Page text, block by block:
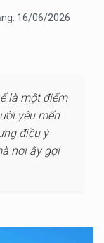
16/06/2026
là một điểm
yêu mến
điều ý
nơi ấy gợi